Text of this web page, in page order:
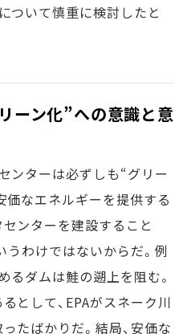
ついて慎重に検討したと
ーン化”への意識と意
ンターは必ずしも“グリー
価なエネルギーを提供する
ンターを建設すること
うわけではないからだ。例
るダムは鮭の遡上を阻む。
として、EPAがスネーク川
たばかりだ。結局、安価な